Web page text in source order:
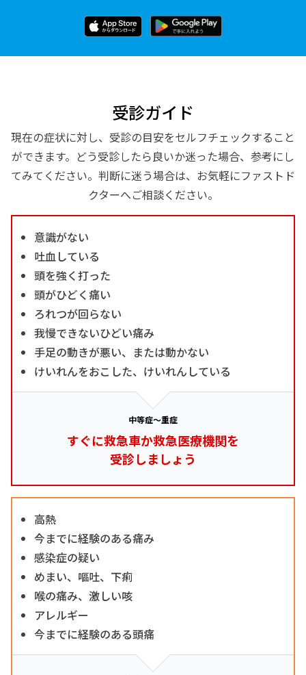
受診ガイド
現在の症状に対し、受診の目安をセルフチェックすること
ができます。どう受診したら良いか迷った場合、参考にし
てみてください。判断に迷う場合は、お気軽にファストド
クターへご相談ください。
意識がない
吐血している
頭を強く打った
頭がひどく痛い
ろれつが回らない
我慢できないひどい痛み
手足の動きが悪い、または動かない
けいれんをおこした、けいれんしている
中等症～重症
すぐに救急車か救急医療機関を
受診しましょう
高熱
今までに経験のある痛み
感染症の疑い
めまい、嘔吐、下痢
喉の痛み、激しい咳
アレルギー
今までに経験のある頭痛